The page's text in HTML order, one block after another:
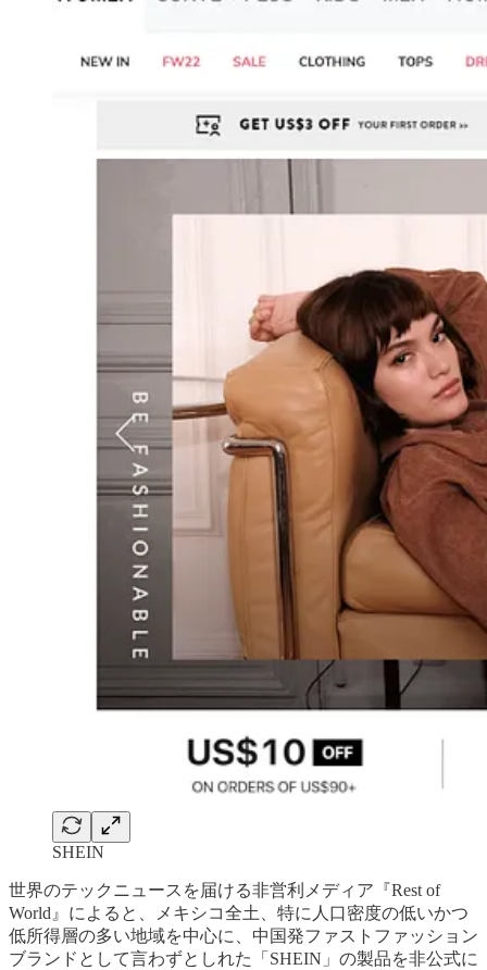
SHEIN
世界のテックニュースを届ける非営利メディア『Rest of
World』によると、メキシコ全土、特に人口密度の低いかつ
低所得層の多い地域を中心に、中国発ファストファッション
ブランドとして言わずとしれた「SHEIN」の製品を非公式に